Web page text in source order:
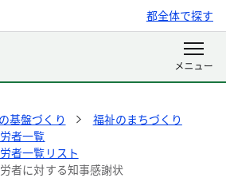
都全体で探す
基盤づくり
福祉のまちづくり
者一覧
者一覧リスト
者に対する知事感謝状